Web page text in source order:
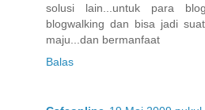
solusi lain...untuk para
blogwalking dan bisa jadi
maju...dan bermanfaat
Balas